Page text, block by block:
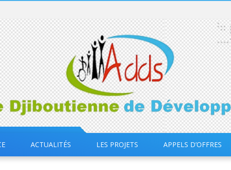
ACTUALITÉS LES PROJETS APPELS D’OFFRES